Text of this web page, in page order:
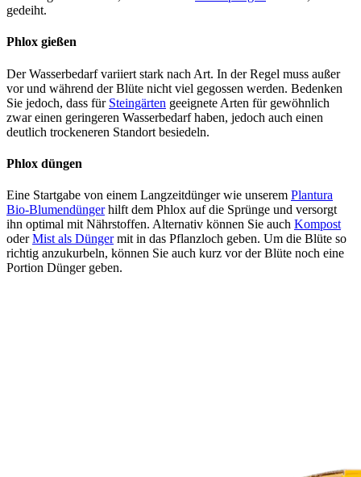
gedeiht.
Phlox gießen
Der Wasserbedarf variiert stark nach Art. In der Regel muss außer
vor und während der Blüte nicht viel gegossen werden. Bedenken
Sie jedoch, dass für Steingärten geeignete Arten für gewöhnlich
zwar einen geringeren Wasserbedarf haben, jedoch auch einen
deutlich trockeneren Standort besiedeln.
Phlox düngen
Eine Startgabe von einem Langzeitdünger wie unserem Plantura
Bio-Blumendüngerhilft dem Phlox auf die Sprünge und versorgt
ihn optimal mit Nährstoffen. Alternativ können Sie auch Kompost
oderMist als Düngermit in das Pflanzloch geben. Um die Blüte so
richtig anzukurbeln, können Sie auch kurz vor der Blüte noch eine
Portion Dünger geben.